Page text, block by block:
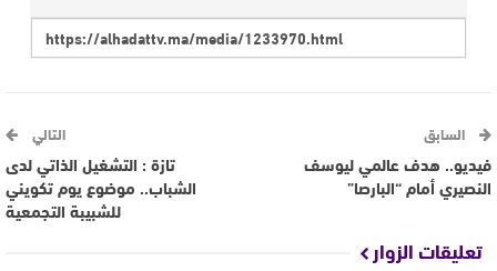
السابق
فيديو.. هدف عالمي ليوسف
النصيري أمام “البارصا”
التالي
تازة : التشغيل الذاتي لدى
الشباب.. موضوع يوم تكويني
للشبيبة التجمعية
تعليقات الزوار